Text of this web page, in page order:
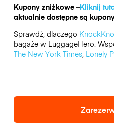
Kupony zniżkowe –Kliknij
aktualnie dostępne są
Sprawdź, dlaczego
bagaże w LuggageHero.
The New York Times, Lonely